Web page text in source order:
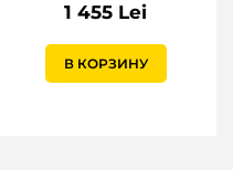
1 455 Lei
В КОРЗИНУ